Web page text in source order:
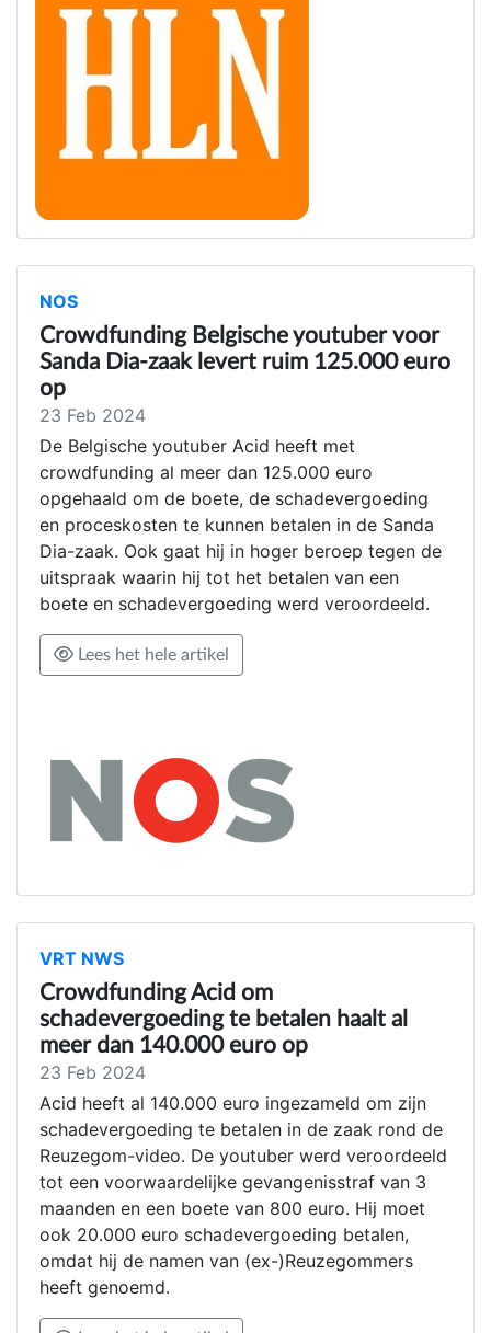
NOS
Crowdfunding Belgische youtuber voor
Sanda Dia-zaak levert ruim 125.000 euro
op
23 Feb 2024
De Belgische youtuber Acid heeft met
crowdfunding al meer dan 125.000 euro
opgehaald om de boete, de schadevergoeding
en proceskosten te kunnen betalen in de Sanda
Dia-zaak. Ook gaat hij in hoger beroep tegen de
uitspraak waarin hij tot het betalen van een
boete en schadevergoeding werd veroordeeld.
Lees het hele artikel
VRT NWS
Crowdfunding Acid om
schadevergoeding te betalen haalt al
meer dan 140.000 euro op
23 Feb 2024
Acid heeft al 140.000 euro ingezameld om zijn
schadevergoeding te betalen in de zaak rond de
Reuzegom-video. De youtuber werd veroordeeld
tot een voorwaardelijke gevangenisstraf van 3
maanden en een boete van 800 euro. Hij moet
ook 20.000 euro schadevergoeding betalen,
omdat hij de namen van (ex-)Reuzegommers
heeft genoemd.